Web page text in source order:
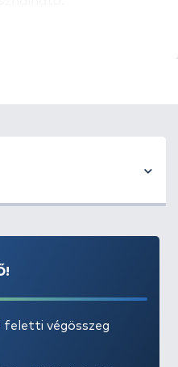
feletti végösszeg